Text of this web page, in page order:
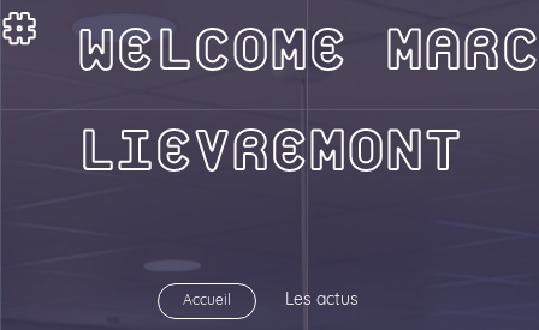
# WELCOME MARC
LIEVREMONT
Accueil Les actus